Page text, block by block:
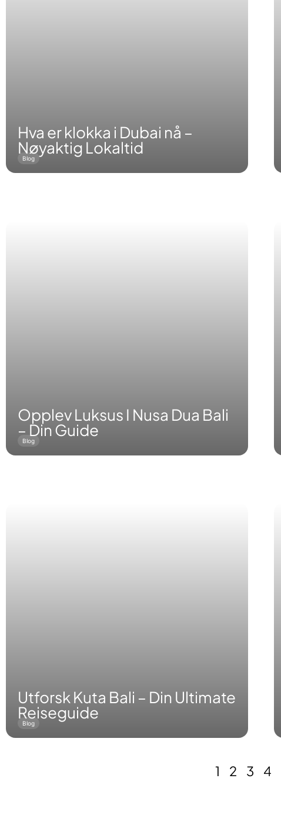
Hva er klokka i Dubai nå –
Nøyaktig Lokaltid
Blog
Opplev Luksus I Nusa Dua Bali
– Din Guide
Blog
Utforsk Kuta Bali – Din Ultimate
Reiseguide
Blog
1 2 3 4